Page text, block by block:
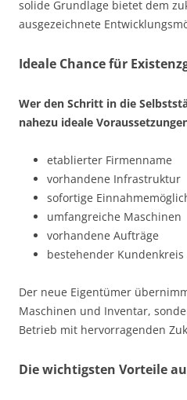
solide Grundlage bietet dem
ausgezeichnete
Ideale Chance für
Wer den Schritt in die
nahezu ideale
etablierter Firmenname
vorhandene Infrastruktur
sofortige
umfangreiche Maschinen
vorhandene Aufträge
bestehender Kundenkreis
Der neue Eigentümer
Maschinen und Inventar,
Betrieb mit hervorragenden
Die wichtigsten Vorteile